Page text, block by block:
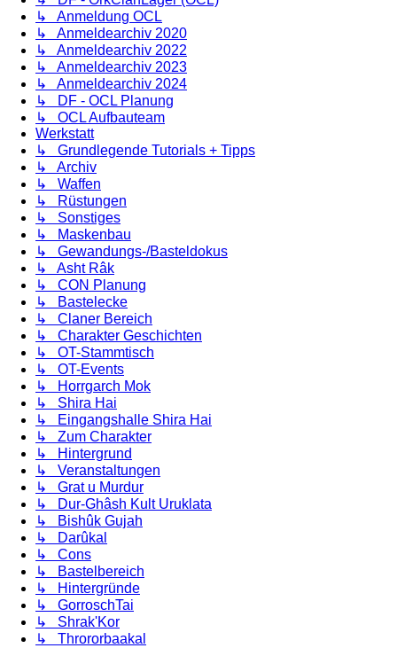
↳ Anmeldung OCL
↳ Anmeldearchiv 2020
↳ Anmeldearchiv 2022
↳ Anmeldearchiv 2023
↳ Anmeldearchiv 2024
↳ DF - OCL Planung
↳ OCL Aufbauteam
Werkstatt
↳ Grundlegende Tutorials + Tipps
↳ Archiv
↳ Waffen
↳ Rüstungen
↳ Sonstiges
↳ Maskenbau
↳ Gewandungs-/Basteldokus
↳ Asht Râk
↳ CON Planung
↳ Bastelecke
↳ Claner Bereich
↳ Charakter Geschichten
↳ OT-Stammtisch
↳ OT-Events
↳ Horrgarch Mok
↳ Shira Hai
↳ Eingangshalle Shira Hai
↳ Zum Charakter
↳ Hintergrund
↳ Veranstaltungen
↳ Grat u Murdur
↳ Dur-Ghâsh Kult Uruklata
↳ Bishûk Gujah
↳ Darûkal
↳ Cons
↳ Bastelbereich
↳ Hintergründe
↳ GorroschTai
↳ Shrak'Kor
↳ Thrororbaakal